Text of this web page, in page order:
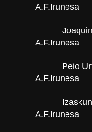
A.F.Irunesa
A.F.Irunesa
Peio
A.F.Irunesa
A.F.Irunesa